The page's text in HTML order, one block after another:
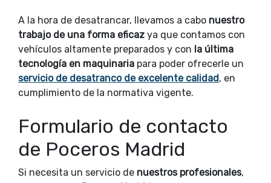
A la hora de desatrancar, llevamos a cabo nuestro
trabajo de una forma eficaz ya que contamos con
vehículos altamente preparados y con la última
tecnología en maquinaria para poder ofrecerle un
servicio de desatranco de excelente calidad, en
cumplimiento de la normativa vigente.
Formulario de contacto
de Poceros Madrid
Si necesita un servicio de nuestros profesionales,